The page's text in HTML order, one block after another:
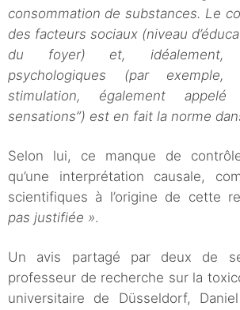
consommation de substances. Le
des facteurs sociaux (niveau
du foyer) et, idéalement,
psychologiques (par
stimulation, également appelé
sensations”) est en fait la norme
Selon lui, ce manque de
qu’une interprétation causale,
scientifiques à l’origine de cette
pas justifiée ».
Un avis partagé par deux de
professeur de recherche sur la
universitaire de Düsseldorf,